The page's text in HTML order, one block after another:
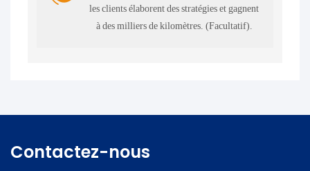
les clients élaborent des stratégies et gagnent
à des milliers de kilomètres. (Facultatif).
Contactez-nous